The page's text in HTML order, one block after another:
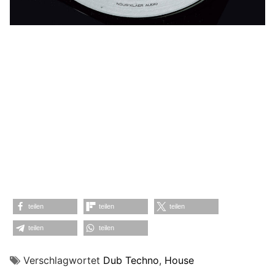
teilen teilen teilen
teilen teilen
Verschlagwortet Dub Techno, House